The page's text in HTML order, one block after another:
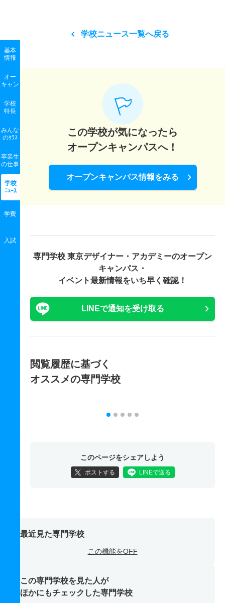
基本
情報
オー
キャン
学校
特長
みんな
のｸﾗｽ
卒業生
の仕事
学校
ﾆｭｰｽ
学費
入試
学校ニュース一覧へ戻る
この学校が気になったら
オープンキャンパスへ！
オープンキャンパス情報をみる
専門学校 東京デザイナー・アカデミーのオープン
キャンパス・
イベント最新情報をいち早く確認！
LINEで通知を受け取る
閲覧履歴に基づく
オススメの専門学校
このページをシェアしよう
ポストする LINEで送る
最近見た専門学校
この機能をOFF
この専門学校を見た人が
ほかにもチェックした専門学校